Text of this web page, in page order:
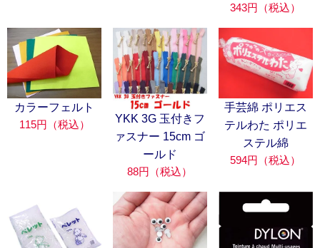
343円（税込）
カラーフェルト
115円（税込）
YKK 3G 玉付きフ
ァスナー 15cm ゴ
ールド
88円（税込）
手芸綿 ポリエス
テルわた ポリエ
ステル綿
594円（税込）